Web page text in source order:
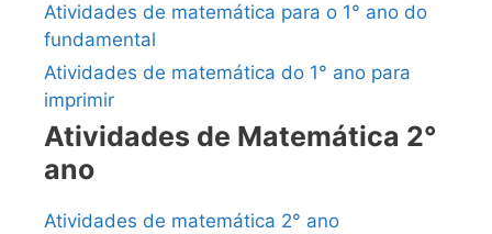
Atividades de matemática para o 1° ano do
fundamental
Atividades de matemática do 1° ano para
imprimir
Atividades de Matemática 2°
ano
Atividades de matemática 2° ano